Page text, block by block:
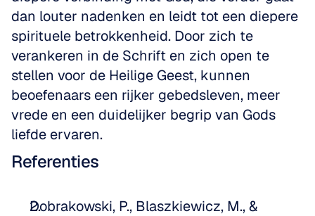
dan louter nadenken en leidt tot een diepere
spirituele betrokkenheid. Door zich te
verankeren in de Schrift en zich open te
stellen voor de Heilige Geest, kunnen
beoefenaars een rijker gebedsleven, meer
vrede en een duidelijker begrip van Gods
liefde ervaren.
Referenties
Dobrakowski, P., Blaszkiewicz, M., &